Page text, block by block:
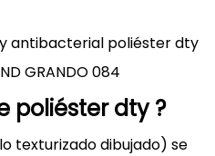
antibacterial poliéster dty
GRANDO 084
poliéster dty?
texturizado dibujado) se